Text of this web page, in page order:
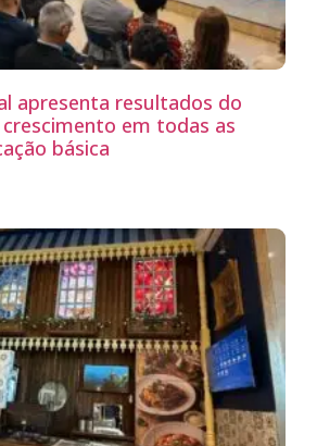
apresenta resultados do
em todas as
básica